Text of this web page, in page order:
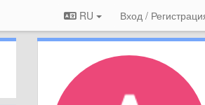
RU Вход /